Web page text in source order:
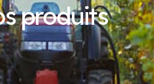
produits